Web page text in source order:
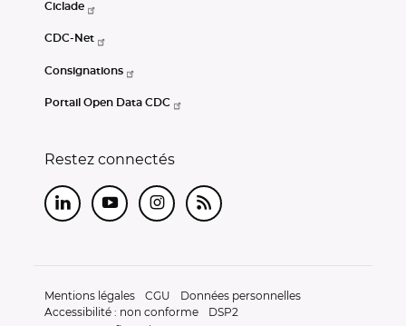
Ciclade
CDC-Net
Consignations
Portail Open Data CDC
Restez connectés
LinkedInYoutubeInstagram
RSS
Mentions légales CGU
Données personnelles
Accessibilité : non conforme
DSP2